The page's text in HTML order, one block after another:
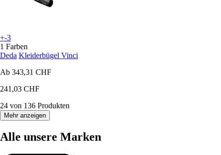
+-3
1 Farben
Deda Kleiderbügel Vinci
Ab 343,31 CHF
241,03 CHF
24 von 136 Produkten
Mehr anzeigen
Alle unsere Marken